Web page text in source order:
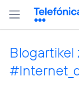
Blogartikel